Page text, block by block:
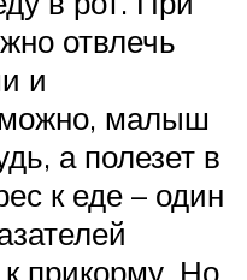
отвлечь
и
малыш
а полезет в
к еде – один
к прикорму. Но